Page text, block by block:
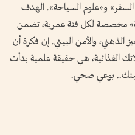
السفر» و«علوم السياحة». الهدف
مخصصة لكل فئة عمرية، تضمن
الذهني، والأمن البيئي. إن فكرة أن
الغذائية، هي حقيقة علمية بدأت
بوعي صحي.